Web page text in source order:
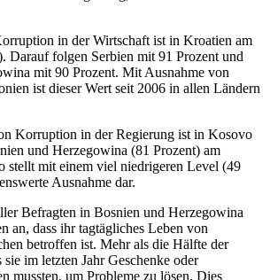
in der Wirtschaft ist in Kroatien am
Darauf folgen Serbien mit 91 Prozent und
mit 90 Prozent. Mit Ausnahme von
ist dieser Wert seit 2006 in allen Ländern
Korruption in der Regierung ist in Kosovo
und Herzegowina (81 Prozent) am
stellt mit einem viel niedrigeren Level (49
Ausnahme dar.
Befragten in Bosnien und Herzegowina
an, dass ihr tagtägliches Leben von
betroffen ist. Mehr als die Hälfte der
im letzten Jahr Geschenke oder
mussten, um Probleme zu lösen. Dies